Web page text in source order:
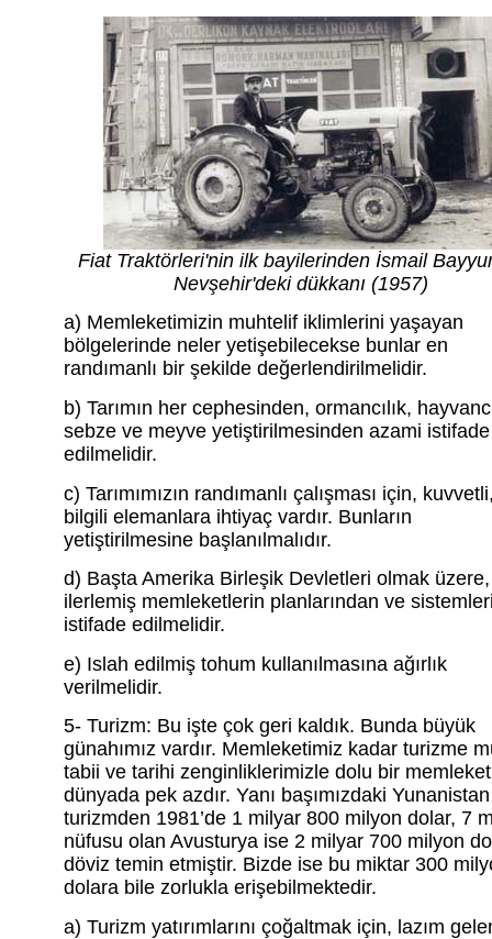
Fiat Traktörleri'nin ilk bayilerinden İsmail
Nevşehir'deki dükkanı (1957)
a) Memleketimizin muhtelif iklimlerini yaşayan
bölgelerinde neler yetişebilecekse bunlar en
randımanlı bir şekilde değerlendirilmelidir.
b) Tarımın her cephesinden, ormancılık,
sebze ve meyve yetiştirilmesinden azami istifade
edilmelidir.
c) Tarımımızın randımanlı çalışması için,
bilgili elemanlara ihtiyaç vardır. Bunların
yetiştirilmesine başlanılmalıdır.
d) Başta Amerika Birleşik Devletleri olmak üzere,
ilerlemiş memleketlerin planlarından ve
istifade edilmelidir.
e) Islah edilmiş tohum kullanılmasına ağırlık
verilmelidir.
5- Turizm: Bu işte çok geri kaldık. Bunda büyük
günahımız vardır. Memleketimiz kadar turizme
tabii ve tarihi zenginliklerimizle dolu bir memleket
dünyada pek azdır. Yanı başımızdaki Yunanistan
turizmden 1981’de 1 milyar 800 milyon dolar, 7
nüfusu olan Avusturya ise 2 milyar 700 milyon
döviz temin etmiştir. Bizde ise bu miktar 300
dolara bile zorlukla erişebilmektedir.
a) Turizm yatırımlarını çoğaltmak için, lazım